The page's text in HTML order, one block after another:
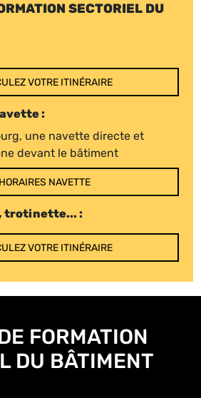
SECTORIEL DU
VOTRE ITINÉRAIRE
:
une navette directe et
devant le bâtiment
HORAIRES NAVETTE
trotinette... :
VOTRE ITINÉRAIRE
FORMATION
DU BÂTIMENT